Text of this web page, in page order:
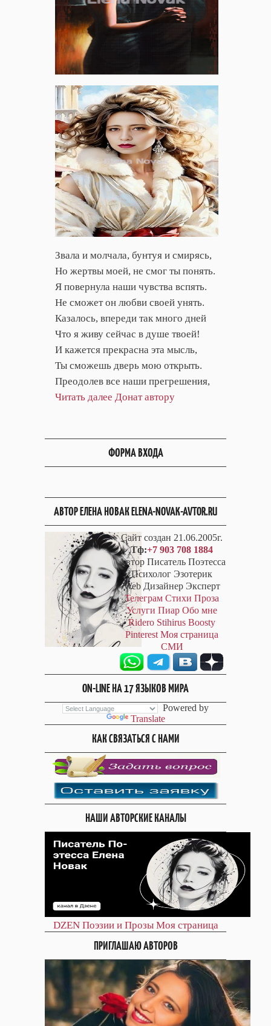
Звала и молчала, бунтуя и смирясь,
Но жертвы моей, не смог ты понять.
Я повернула наши чувства вспять.
Не сможет он любви своей унять.
Казалось, впереди так много дней
Что я живу сейчас в душе твоей!
И кажется прекрасна эта мысль,
Ты сможешь дверь мою открыть.
Преодолев все наши прегрешения,
Читать далее Донат автору
ФОРМА ВХОДА
АВТОР ЕЛЕНА НОВАК ELENA-NOVAK-AVTOR.RU
Сайт создан 21.06.2005г.
Тф:+7 903 708 1884
Автор Писатель Поэтесса
Психолог Эзотерик
Web Дизайнер Эксперт
Телеграм Стихи Проза
Услуги Пиар Обо мне
Ridero Stihirus Boosty
Pinterest Моя страница
СМИ
ON-LINE НА 17 ЯЗЫКОВ МИРА
Powered by
Translate
КАК СВЯЗАТЬСЯ С НАМИ
НАШИ АВТОРСКИЕ КАНАЛЫ
DZEN Поэзии и Прозы Моя страница
ПРИГЛАШАЮ АВТОРОВ